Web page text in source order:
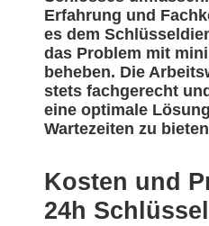
Erfahrung und
es dem
das Problem mit
beheben. Die
stets fachgerecht
eine optimale
Wartezeiten zu
Kosten und
24h